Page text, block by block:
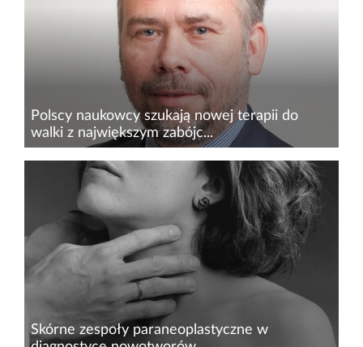
jest chemioterapia, która może powodować
znaczącą lub całkowitą utrat...
Polscy naukowcy szukają nowej terapii do
walki z największym zabójc...
Rak płuca jest największym wyzwaniem w
onkologii. Co roku w Polsce taką diagnozę
słyszy 23 tys. osób, liczba zgonów w wyniku tej
choroby jest podobna, a 5 lat po jej
rozpoznaniu przeżywa niewiele...
Skórne zespoły paraneoplastyczne w